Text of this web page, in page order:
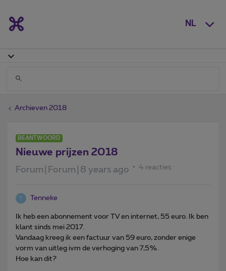
NL
Archieven 2018
BEANTWOORD
Nieuwe prijzen 2018
Forum|Forum|8 years ago 4 reacties
Tenneke
Ik heb een abonnement voor TV en internet, 55 euro. Ik ben
klant sinds mei 2017.
Vandaag kreeg ik een factuur van 59 euro, zonder enige
vorm van uitleg ivm de verhoging van 7,5%.
Hoe kan dit?